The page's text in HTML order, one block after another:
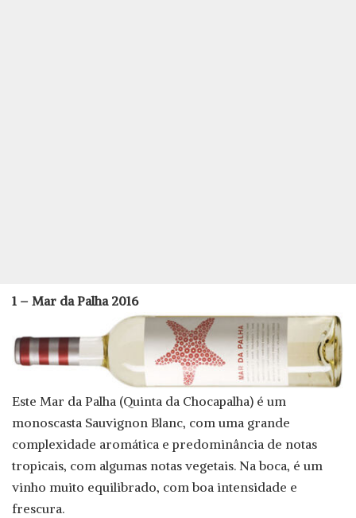
1 – Mar da Palha 2016
Este Mar da Palha (Quinta da Chocapalha) é um
monoscasta Sauvignon Blanc, com uma grande
complexidade aromática e predominância de notas
tropicais, com algumas notas vegetais. Na boca, é um
vinho muito equilibrado, com boa intensidade e
frescura.